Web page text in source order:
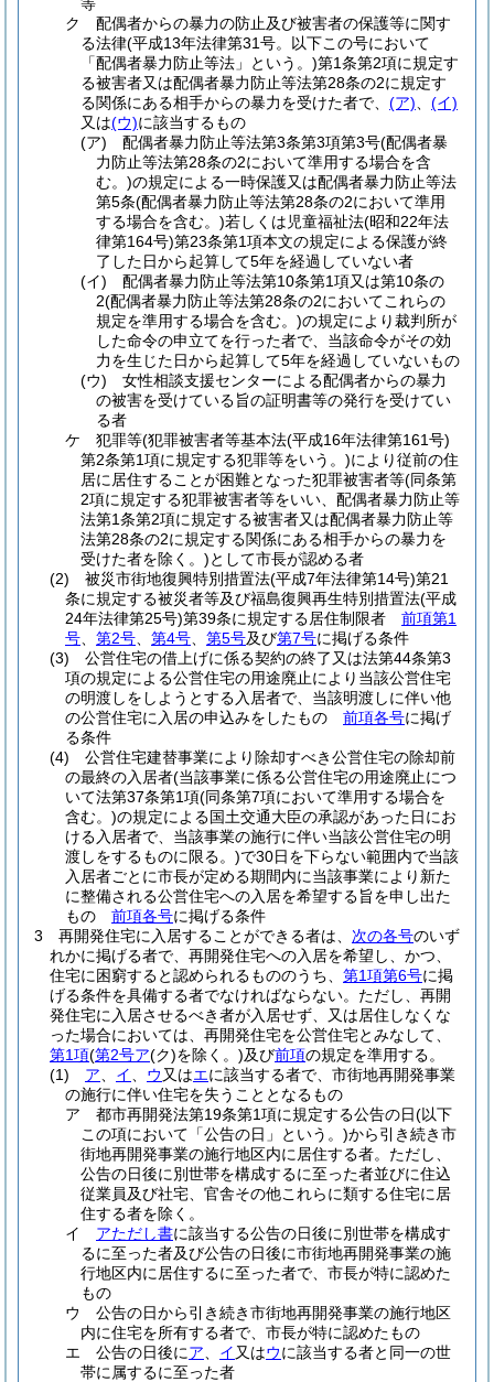
ク
配偶者からの暴力の防止及び被害者の保護等に関す
る法律(平成13年法律第31号。以下この号において
「配偶者暴力防止等法」という。)第1条第2項に規定す
る被害者又は配偶者暴力防止等法第28条の2に規定す
る関係にある相手からの暴力を受けた者で、 (ア)
(イ)
又は(ウ)に該当するもの
(ア)
配偶者暴力防止等法第3条第3項第3号(配偶者暴
力防止等法第28条の2において準用する場合を含
む。)の規定による一時保護又は配偶者暴力防止等法
第5条(配偶者暴力防止等法第28条の2において準用
する場合を含む。)若しくは児童福祉法(昭和22年法
律第164号)第23条第1項本文の規定による保護が終
了した日から起算して5年を経過していない者
(イ)
配偶者暴力防止等法第10条第1項又は第10条の
2(配偶者暴力防止等法第28条の2においてこれらの
規定を準用する場合を含む。)の規定により裁判所が
した命令の申立てを行った者で、当該命令がその効
力を生じた日から起算して5年を経過していないもの
(ウ)
女性相談支援センターによる配偶者からの暴力
の被害を受けている旨の証明書等の発行を受けてい
る者
ケ
犯罪等(犯罪被害者等基本法(平成16年法律第161号)
第2条第1項に規定する犯罪等をいう。)により従前の住
居に居住することが困難となった犯罪被害者等(同条第
2項に規定する犯罪被害者等をいい、配偶者暴力防止等
法第1条第2項に規定する被害者又は配偶者暴力防止等
法第28条の2に規定する関係にある相手からの暴力を
受けた者を除く。)として市長が認める者
(2)
被災市街地復興特別措置法(平成7年法律第14号)第21
条に規定する被災者等及び福島復興再生特別措置法(平成
24年法律第25号)第39条に規定する居住制限者 前項第1
号
第2号 第4号 第5号及び第7号に掲げる条件
(3)
公営住宅の借上げに係る契約の終了又は法第44条第3
項の規定による公営住宅の用途廃止により当該公営住宅
の明渡しをしようとする入居者で、当該明渡しに伴い他
の公営住宅に入居の申込みをしたもの 前項各号に掲げ
る条件
(4)
公営住宅建替事業により除却すべき公営住宅の除却前
の最終の入居者(当該事業に係る公営住宅の用途廃止につ
いて法第37条第1項(同条第7項において準用する場合を
含む。)の規定による国土交通大臣の承認があった日にお
ける入居者で、当該事業の施行に伴い当該公営住宅の明
渡しをするものに限る。)で30日を下らない範囲内で当該
入居者ごとに市長が定める期間内に当該事業により新た
に整備される公営住宅への入居を希望する旨を申し出た
もの 前項各号に掲げる条件
3
再開発住宅に入居することができる者は、 次の各号のいず
れかに掲げる者で、再開発住宅への入居を希望し、かつ、
住宅に困窮すると認められるもののうち、 第1項第6号に掲
げる条件を具備する者でなければならない。 ただし、再開
発住宅に入居させるべき者が入居せず、又は居住しなくな
った場合においては、再開発住宅を公営住宅とみなして、
第1項(第2号ア(ク)を除く。)及び前項の規定を準用する。
(1)
ア イ ウ 又はエに該当する者で、市街地再開発事業
の施行に伴い住宅を失うこととなるもの
ア
都市再開発法第19条第1項に規定する公告の日(以下
この項において「公告の日」という。)から引き続き市
街地再開発事業の施行地区内に居住する者。 ただし、
公告の日後に別世帯を構成するに至った者並びに住込
従業員及び社宅、官舎その他これらに類する住宅に居
住する者を除く。
イ
アただし書に該当する公告の日後に別世帯を構成す
るに至った者及び公告の日後に市街地再開発事業の施
行地区内に居住するに至った者で、市長が特に認めた
もの
ウ
公告の日から引き続き市街地再開発事業の施行地区
内に住宅を所有する者で、市長が特に認めたもの
エ
公告の日後にア イ 又はウに該当する者と同一の世
帯に属するに至った者